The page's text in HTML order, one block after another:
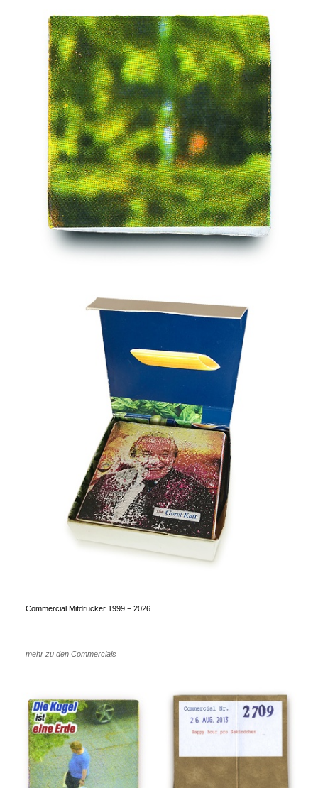
Commercial Mitdrucker 1999 − 2026
mehr zu den Commercials